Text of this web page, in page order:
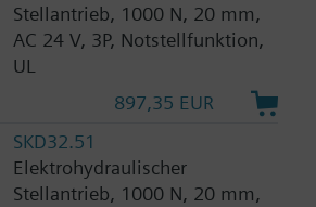
Stellantrieb, 1000 N, 20 mm,
AC 24 V, 3P, Notstellfunktion,
UL
897,35 EUR
SKD32.51
Elektrohydraulischer
Stellantrieb, 1000 N, 20 mm,